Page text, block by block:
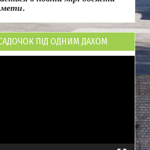
мети.
САДОЧОК ПІД ОДНИМ ДАХОМ